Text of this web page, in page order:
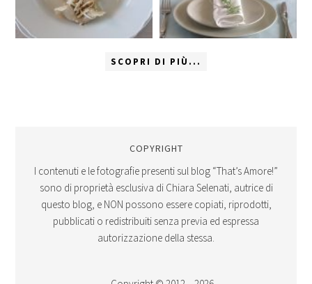
SCOPRI DI PIÙ...
COPYRIGHT
I contenuti e le fotografie presenti sul blog “That’s Amore!”
sono di proprietà esclusiva di Chiara Selenati, autrice di
questo blog, e NON possono essere copiati, riprodotti,
pubblicati o redistribuiti senza previa ed espressa
autorizzazione della stessa.